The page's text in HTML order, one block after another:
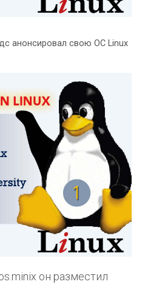
анонсировал свою ОС Linux
он разместил